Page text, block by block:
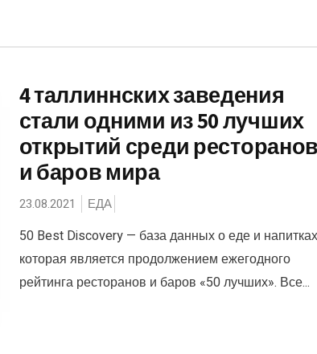
4 таллиннских заведения
стали одними из 50 лучших
открытий среди ресторанов
и баров мира
23.08.2021 ЕДА
50 Best Discovery — база данных о еде и
которая является продолжением ежегодного
рейтинга ресторанов и баров «50 лучших». Все...